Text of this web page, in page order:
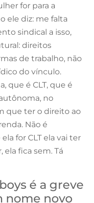
for para a
ele diz: me falta
sindical a isso,
direitos
de trabalho, não
do vínculo.
que é CLT, que é
no
que ter o direito ao
Não é
for CLT ela vai ter
fica sem. Tá
é a greve
nome novo